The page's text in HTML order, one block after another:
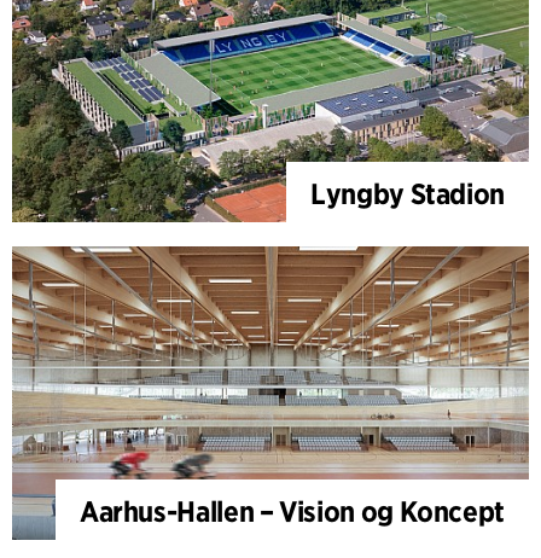
Lyngby Stadion
Aarhus-Hallen – Vision og Koncept